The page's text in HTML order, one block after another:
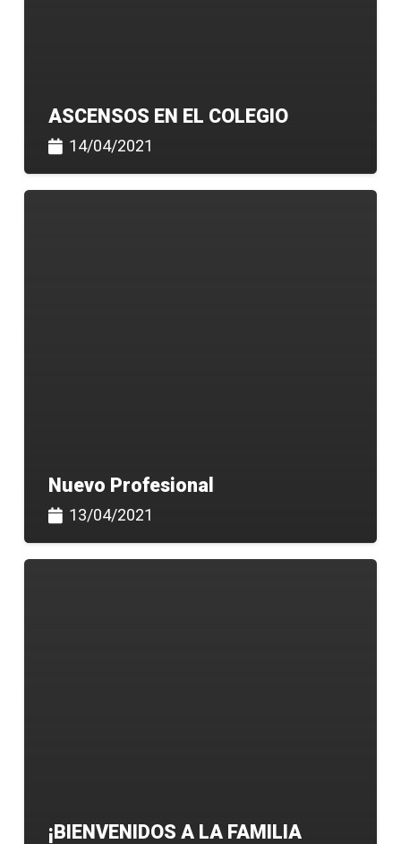
ASCENSOS EN EL COLEGIO
14/04/2021
Nuevo Profesional
13/04/2021
¡BIENVENIDOS A LA FAMILIA